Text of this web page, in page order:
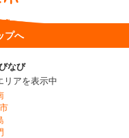
プへ
なび
リアを表示中